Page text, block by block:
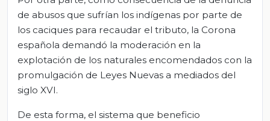
de abusos que sufrían los indígenas por parte de
los caciques para recaudar el tributo, la Corona
española demandó la moderación en la
explotación de los naturales encomendados con la
promulgación de Leyes Nuevas a mediados del
siglo XVI.
De esta forma, el sistema que beneficio